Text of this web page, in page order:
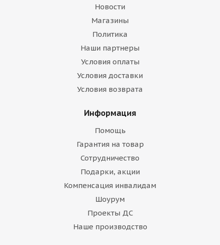
Новости
Магазины
Политика
Наши партнеры
Условия оплаты
Условия доставки
Условия возврата
Информация
Помощь
Гарантия на товар
Сотрудничество
Подарки, акции
Компенсация инвалидам
Шоурум
Проекты ДС
Наше производство